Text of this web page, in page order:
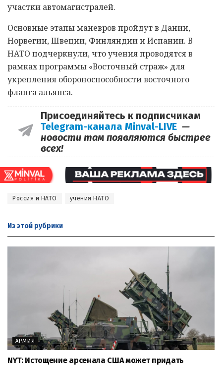
участки автомагистралей.
Основные этапы маневров пройдут в Дании,
Норвегии, Швеции, Финляндии и Испании. В
НАТО подчеркнули, что учения проводятся в
рамках программы «Восточный страж» для
укрепления обороноспособности восточного
фланга альянса.
Присоединяйтесь к подписчикам
Telegram-канала Minval-LIVE —
новости там появляются быстрее
всех!
Россия и НАТО учения НАТО
Из этой рубрики
АРМИЯ
NYT: Истощение арсенала США может придать